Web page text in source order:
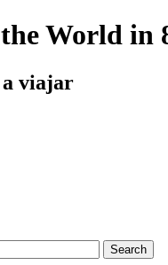
World in
viajar